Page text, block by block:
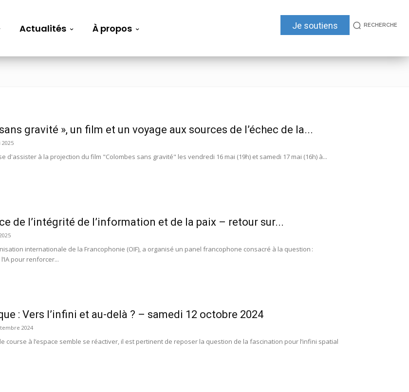
Actualités À propos Je soutiens RECHERCHE
gravité », un film et un voyage aux sources de l’échec de la...
2025
d'assister à la projection du film "Colombes sans gravité" les vendredi 16 mai (19h) et samedi 17 mai (16h) à...
de l’intégrité de l’information et de la paix – retour sur...
internationale de la Francophonie (OIF), a organisé un panel francophone consacré à la question :
pour renforcer...
: Vers l’infini et au-delà ? – samedi 12 octobre 2024
2024
course à l’espace semble se réactiver, il est pertinent de reposer la question de la fascination pour l’infini spatial